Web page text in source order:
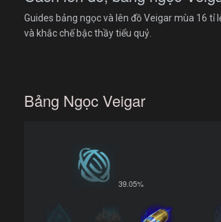
Guides bảng ngọc và lên đồ Veigar mùa 16 tỉ
và khắc chế bậc thầy tiểu quỷ.
Bảng Ngọc Veigar
39.05%